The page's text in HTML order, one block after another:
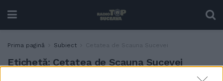
Prima pagină Subiect Cetatea de Scauna Sucevei
Etichetă: Cetatea de Scauna Sucevei